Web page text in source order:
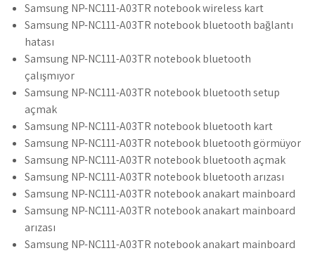
Samsung NP-NC111-A03TR notebook wireless kart
Samsung NP-NC111-A03TR notebook bluetooth bağlantı
hatası
Samsung NP-NC111-A03TR notebook bluetooth
çalışmıyor
Samsung NP-NC111-A03TR notebook bluetooth setup
açmak
Samsung NP-NC111-A03TR notebook bluetooth kart
Samsung NP-NC111-A03TR notebook bluetooth görmüyor
Samsung NP-NC111-A03TR notebook bluetooth açmak
Samsung NP-NC111-A03TR notebook bluetooth arızası
Samsung NP-NC111-A03TR notebook anakart mainboard
Samsung NP-NC111-A03TR notebook anakart mainboard
arızası
Samsung NP-NC111-A03TR notebook anakart mainboard